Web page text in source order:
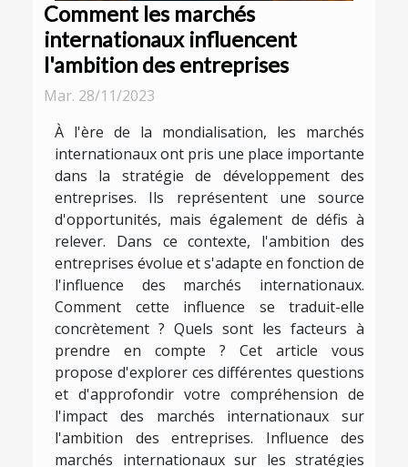
Comment les marchés
internationaux influencent
l'ambition des entreprises
Mar. 28/11/2023
À l'ère de la mondialisation, les marchés
internationaux ont pris une place importante
dans la stratégie de développement des
entreprises. Ils représentent une source
d'opportunités, mais également de défis à
relever. Dans ce contexte, l'ambition des
entreprises évolue et s'adapte en fonction de
l'influence des marchés internationaux.
Comment cette influence se traduit-elle
concrètement ? Quels sont les facteurs à
prendre en compte ? Cet article vous
propose d'explorer ces différentes questions
et d'approfondir votre compréhension de
l'impact des marchés internationaux sur
l'ambition des entreprises. Influence des
marchés internationaux sur les stratégies